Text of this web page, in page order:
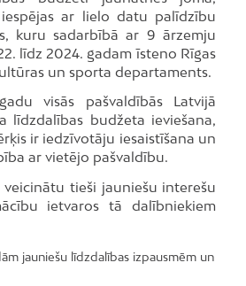
ar lielo datu palīdzību
kuru sadarbībā ar 9 ārzemju
līdz 2024. gadam īsteno Rīgas
un sporta departaments.
visās pašvaldībās Latvijā
līdzdalības budžeta ieviešana,
ir iedzīvotāju iesaistīšana un
ar vietējo pašvaldību.
veicinātu tieši jauniešu interešu
ietvaros tā dalībniekiem
jauniešu līdzdalības izpausmēm un